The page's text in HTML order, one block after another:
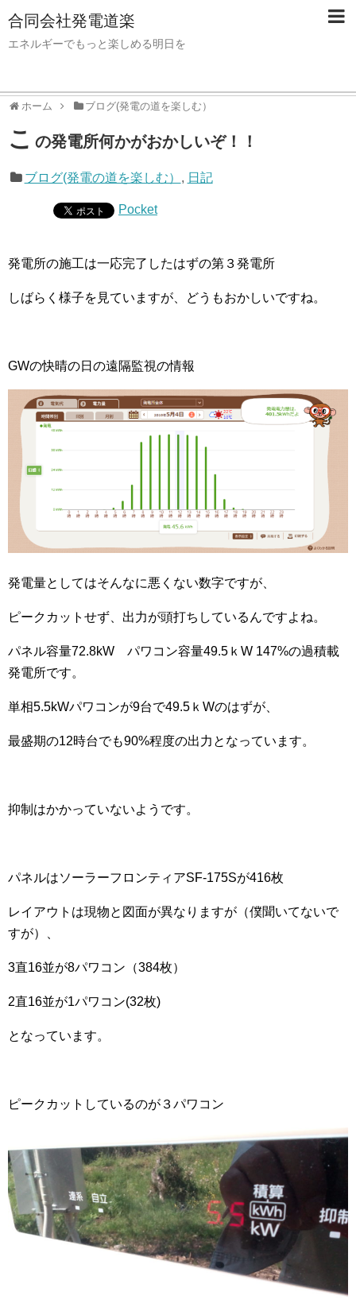
合同会社発電道楽
エネルギーでもっと楽しめる明日を
ホーム ブログ(発電の道を楽しむ）
こ の発電所何かがおかしいぞ！！
ブログ(発電の道を楽しむ） , 日記
Pocket
発電所の施工は一応完了したはずの第３発電所
しばらく様子を見ていますが、どうもおかしいですね。
GWの快晴の日の遠隔監視の情報
発電量としてはそんなに悪くない数字ですが、
ピークカットせず、出力が頭打ちしているんですよね。
パネル容量72.8kW パワコン容量49.5ｋW 147%の過積載
発電所です。
単相5.5kWパワコンが9台で49.5ｋWのはずが、
最盛期の12時台でも90%程度の出力となっています。
抑制はかかっていないようです。
パネルはソーラーフロンティアSF-175Sが416枚
レイアウトは現物と図面が異なりますが（僕聞いてないで
すが）、
3直16並が8パワコン（384枚）
2直16並が1パワコン(32枚)
となっています。
ピークカットしているのが３パワコン